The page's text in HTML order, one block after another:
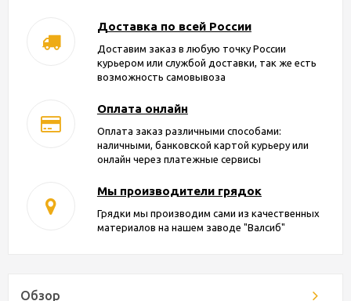
Доставка по всей России
Доставим заказ в любую точку России
курьером или службой доставки, так же есть
возможность самовывоза
Оплата онлайн
Оплата заказ различными способами:
наличными, банковской картой курьеру или
онлайн через платежные сервисы
Мы производители грядок
Грядки мы производим сами из качественных
материалов на нашем заводе "Валсиб"
Обзор